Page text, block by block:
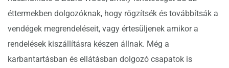
éttermekben dolgozóknak, hogy rögzítsék és továbbítsák a
vendégek megrendeléseit, vagy értesüljenek amikor a
rendelések kiszállításra készen állnak. Még a
karbantartásban és ellátásban dolgozó csapatok is